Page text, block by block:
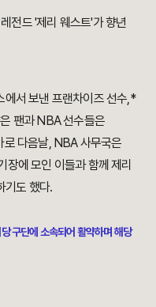
전드 '제리 웨스트'가 향년
서 보낸 프랜차이즈 선수,*
팬과 NBA 선수들은
로 다음날, NBA 사무국은
장에 모인 이들과 함께제리
기도 했다.
구단에 소속되어 활약하며 해당